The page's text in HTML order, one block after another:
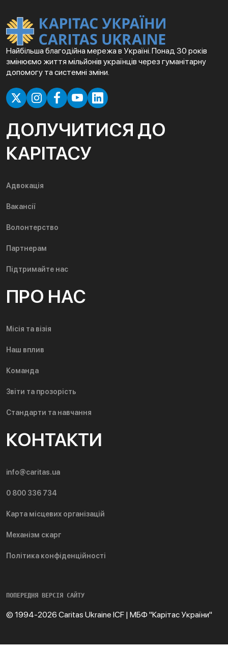
Найбільша благодійна мережа в Україні. Понад 30 років
змінюємо життя мільйонів українців через гуманітарну
допомогу та системні зміни.
ДОЛУЧИТИСЯ ДО
КАРІТАСУ
Адвокація
Вакансії
Волонтерство
Партнерам
Підтримайте нас
ПРО НАС
Місія та візія
Наш вплив
Команда
Звіти та прозорість
Стандарти та навчання
КОНТАКТИ
info@caritas.ua
0 800 336 734
Карта місцевих організацій
Механізм скарг
Політика конфіденційності
ПОПЕРЕДНЯ ВЕРСІЯ САЙТУ
© 1994-2026 Caritas Ukraine ICF | МБФ "Карітас України"